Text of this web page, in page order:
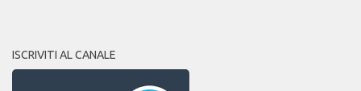
ISCRIVITI AL CANALE